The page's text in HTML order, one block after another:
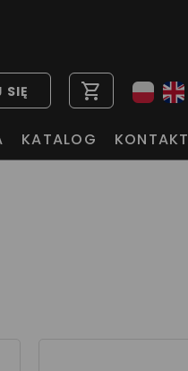
SIĘ shopping_cart
KATALOG KONTAKT